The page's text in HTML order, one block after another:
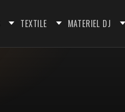
TEXTILE MATERIEL DJ